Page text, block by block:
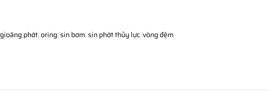
gioăng phớt, oring,sin bơm,sin phớt thủy lực,vòng đệm